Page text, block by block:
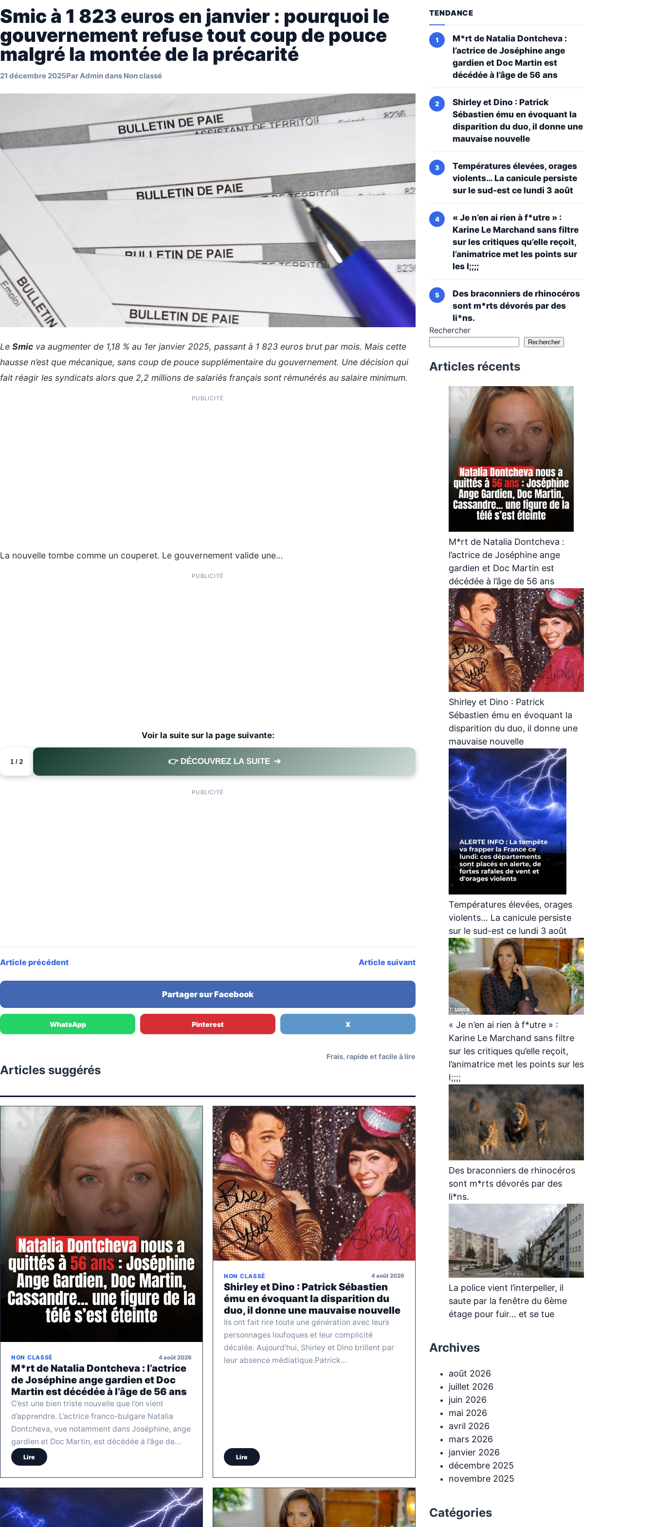
Smic à 1 823 euros en janvier : pourquoi le
gouvernement refuse tout coup de pouce
malgré la montée de la précarité
21 décembre 2025ParAdmindans Non classé
Le Smic va augmenter de 1,18 % au 1er janvier 2025, passant à 1 823 euros brut par mois. Mais cette
hausse n’est que mécanique, sans coup de pouce supplémentaire du gouvernement. Une décision qui
fait réagir les syndicats alors que 2,2 millions de salariés français sont rémunérés au salaire minimum.
PUBLICITÉ
La nouvelle tombe comme un couperet. Le gouvernement valide une…
PUBLICITÉ
Voir la suite sur la page suivante:
1 / 2 👉 DÉCOUVREZ LA SUITE ➔
PUBLICITÉ
Article précédent Article suivant
Partager sur Facebook
WhatsApp Pinterest X
Articles suggérés
Frais, rapide et facile à lire
NON CLASSÉ 4 août 2026
M*rt de Natalia Dontcheva : l’actrice
de Joséphine ange gardien et Doc
Martin est décédée à l’âge de 56 ans
C’est une bien triste nouvelle que l’on vient
d’apprendre. L’actrice franco-bulgare Natalia
Dontcheva, vue notamment dans Joséphine, ange
gardien et Doc Martin, est décédée à l’âge de…
Lire
NON CLASSÉ 4 août 2026
Shirley et Dino : Patrick Sébastien
ému en évoquant la disparition du
duo, il donne une mauvaise nouvelle
Ils ont fait rire toute une génération avec leurs
personnages loufoques et leur complicité
décalée. Aujourd’hui, Shirley et Dino brillent par
leur absence médiatique.Patrick…
Lire
TENDANCE
M*rt de Natalia Dontcheva :
l’actrice de Joséphine ange
gardien et Doc Martin est
décédée à l’âge de 56 ans
Shirley et Dino : Patrick
Sébastien ému en évoquant la
disparition du duo, il donne une
mauvaise nouvelle
Températures élevées, orages
violents… La canicule persiste
sur le sud-est ce lundi 3 août
« Je n’en ai rien à f*utre » :
Karine Le Marchand sans filtre
sur les critiques qu’elle reçoit,
l’animatrice met les points sur
les I;;;;
Des braconniers de rhinocéros
sont m*rts dévorés par des
li*ns.
Rechercher
Rechercher
Articles récents
M*rt de Natalia Dontcheva :
l’actrice de Joséphine ange
gardien et Doc Martin est
décédée à l’âge de 56 ans
Shirley et Dino : Patrick
Sébastien ému en évoquant la
disparition du duo, il donne une
mauvaise nouvelle
Températures élevées, orages
violents… La canicule persiste
sur le sud-est ce lundi 3 août
« Je n’en ai rien à f*utre » :
Karine Le Marchand sans filtre
sur les critiques qu’elle reçoit,
l’animatrice met les points sur les
I;;;;
Des braconniers de rhinocéros
sont m*rts dévorés par des
li*ns.
La police vient l’interpeller, il
saute par la fenêtre du 6ème
étage pour fuir… et se tue
Archives
août 2026
juillet 2026
juin 2026
mai 2026
avril 2026
mars 2026
janvier 2026
décembre 2025
novembre 2025
Catégories